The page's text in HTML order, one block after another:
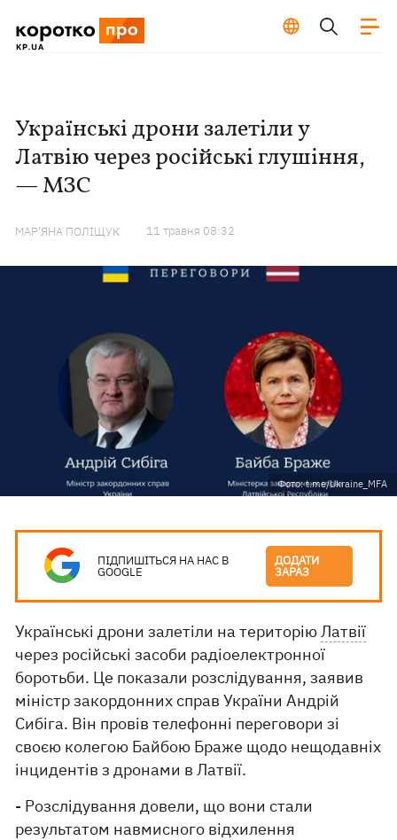
Українські дрони залетіли у
Латвію через російські глушіння,
— МЗС
МАР'ЯНА ПОЛІЩУК 11 травня 08:32
Фото: t.me/Ukraine_MFA
ПІДПИШІТЬСЯ НА НАС В
GOOGLE
ДОДАТИ
ЗАРАЗ
Українські дрони залетіли на територіюЛатвії
через російські засоби радіоелектронної
боротьби. Це показали розслідування, заявив
міністр закордонних справ України Андрій
Сибіга. Він провів телефонні переговори зі
своєю колегою Байбою Браже щодо нещодавніх
інцидентів з дронами в Латвії.
- Розслідування довели, що вони стали
результатом навмисного відхилення